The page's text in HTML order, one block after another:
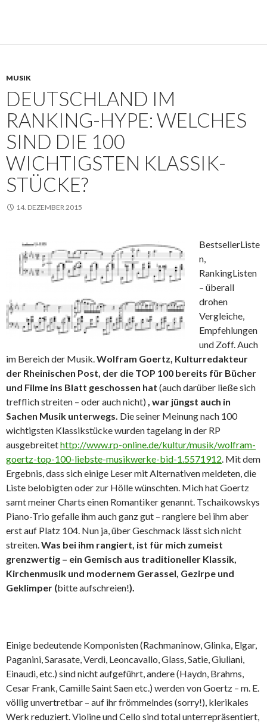
MUSIK
DEUTSCHLAND IM
RANKING-HYPE: WELCHES
SIND DIE 100
WICHTIGSTEN KLASSIK-
STÜCKE?
14. DEZEMBER 2015
BestsellerListe
n,
RankingListen
– überall
drohen
Vergleiche,
Empfehlungen
und Zoff. Auch
im Bereich der Musik. Wolfram Goertz, Kulturredakteur
der Rheinischen Post, der die TOP 100 bereits für Bücher
und Filme ins Blatt geschossen hat (auch darüber ließe sich
trefflich streiten – oder auch nicht) , war jüngst auch in
Sachen Musik unterwegs. Die seiner Meinung nach 100
wichtigsten Klassikstücke wurden tagelang in der RP
ausgebreitethttp://www.rp-online.de/kultur/musik/wolfram-
goertz-top-100-liebste-musikwerke-bid-1.5571912 . Mit dem
Ergebnis, dass sich einige Leser mit Alternativen meldeten, die
Liste belobigten oder zur Hölle wünschten. Mich hat Goertz
samt meiner Charts einen Romantiker genannt. Tschaikowskys
Piano-Trio gefalle ihm auch ganz gut – rangiere bei ihm aber
erst auf Platz 104. Nun ja, über Geschmack lässt sich nicht
streiten. Was bei ihm rangiert, ist für mich zumeist
grenzwertig – ein Gemisch aus traditioneller Klassik,
Kirchenmusik und modernem Gerassel, Gezirpe und
Geklimper (bitte aufschreien!).
Einige bedeutende Komponisten (Rachmaninow, Glinka, Elgar,
Paganini, Sarasate, Verdi, Leoncavallo, Glass, Satie, Giuliani,
Einaudi, etc.) sind nicht aufgeführt, andere (Haydn, Brahms,
Cesar Frank, Camille Saint Saen etc.) werden von Goertz – m. E.
völlig unvertretbar – auf ihr frömmelndes (sorry!), klerikales
Werk reduziert. Violine und Cello sind total unterrepräsentiert,